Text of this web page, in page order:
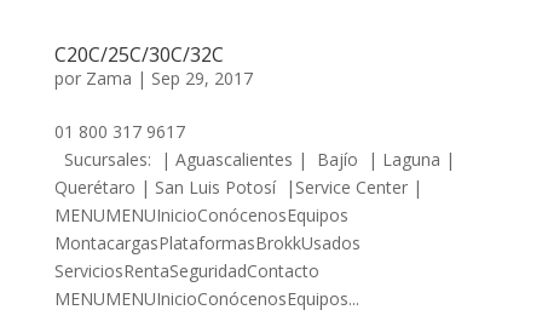
C20C/25C/30C/32C
por Zama | Sep 29, 2017
01 800 317 9617
Sucursales: | Aguascalientes | Bajío | Laguna |
Querétaro | San Luis Potosí |Service Center |
MENUMENUInicioConócenosEquipos
MontacargasPlataformasBrokkUsados
ServiciosRentaSeguridadContacto
MENUMENUInicioConócenosEquipos...